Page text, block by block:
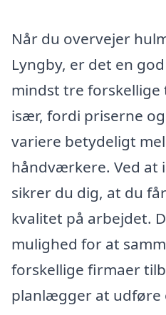
Når du overvejer
Lyngby, er det en
mindst tre
især, fordi priserne
variere betydeligt
håndværkere. Ved at
sikrer du dig, at du
kvalitet på arbejdet.
mulighed for at
forskellige firmaer
planlægger at udføre